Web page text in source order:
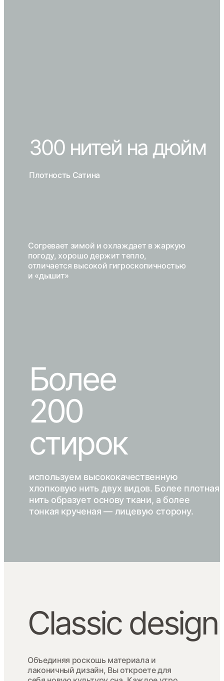
300 нитей на дюйм
Плотность Сатина
Согревает зимой и охлаждает в жаркую
погоду, хорошо держит тепло,
отличается высокой гигроскопичностью
и «дышит»
Более
200
стирок
используем высококачественную
хлопковую нить двух видов. Более плотная
нить образует основу ткани, а более
тонкая крученая — лицевую сторону.
Сlassic design
Объединяя роскошь материала и
лаконичный дизайн, Вы откроете для